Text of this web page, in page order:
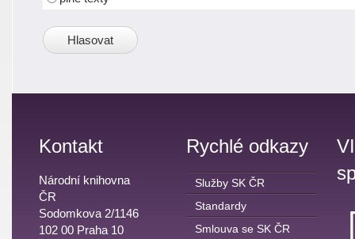
Kontakt
Národní knihovna
ČR
Sodomkova 2/1146
102 00 Praha 10
Rychlé odkazy
Služby SK ČR
Standardy
Smlouva se SK ČR